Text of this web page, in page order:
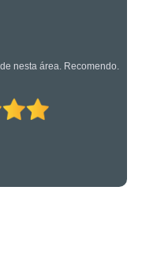
de primeira!